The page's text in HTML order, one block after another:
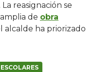
reasignación se
de obra
alcalde ha priorizado